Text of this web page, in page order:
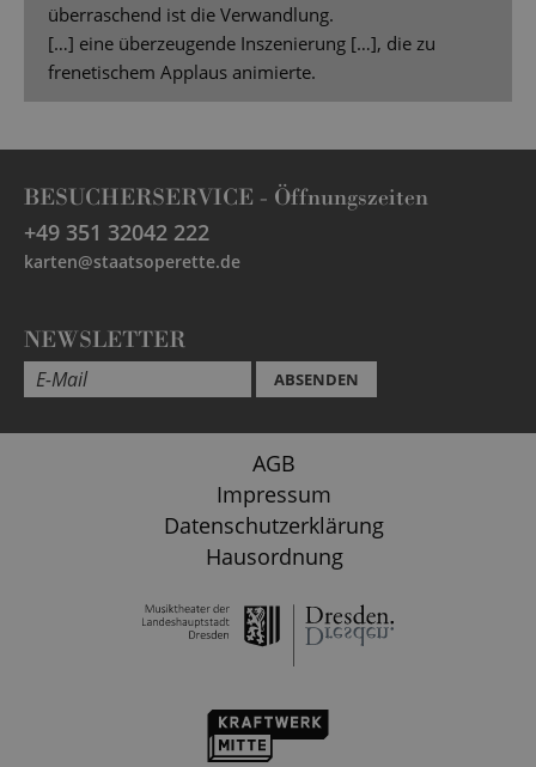
überraschend ist die Verwandlung.
[…] eine überzeugende Inszenierung […], die zu
frenetischem Applaus animierte.
BESUCHERSERVICE - Öffnungszeiten
+49 351 32042 222
karten@staatsoperette.de
NEWSLETTER
ABSENDEN
AGB
Impressum
Datenschutzerklärung
Hausordnung